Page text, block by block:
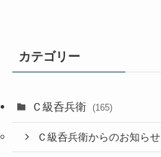
カテゴリー
Ｃ級呑兵衛 (165)
Ｃ級呑兵衛からのお知らせ